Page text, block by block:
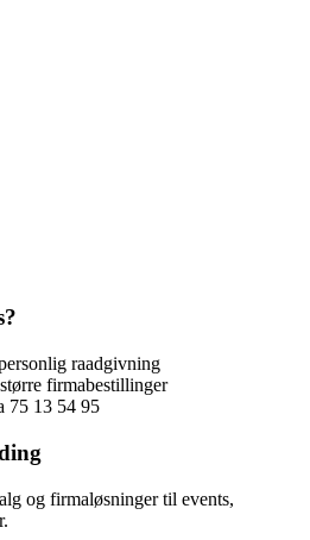
raadgivning
firmabestillinger
75 13 54 95
og firmaløsninger til events,